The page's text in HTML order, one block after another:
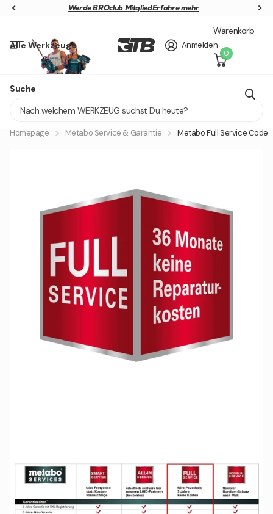
Werde BROclub MitgliedErfahre mehr
Werde BROclub Mitglied
Alle Werkzeuge
Suche
Anmelden
Warenkorb
0
Lieferung in 1 - 2 Tagen
Homepage Metabo Service & Garantie Metabo Full Service Code